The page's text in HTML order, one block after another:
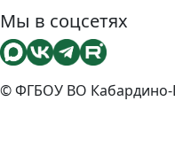
Мы в соцсетях
© ФГБОУ ВО Кабардино-